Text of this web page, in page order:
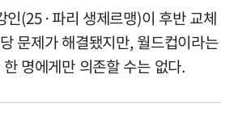
인(25·파리 생제르맹)이 후반 교체
문제가 해결됐지만, 월드컵이라는
명에게만 의존할 수는 없다.